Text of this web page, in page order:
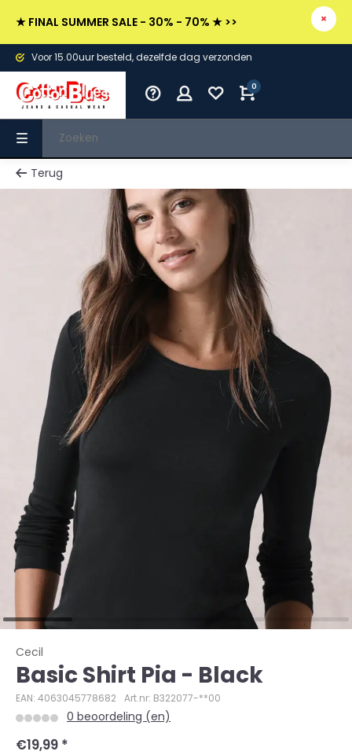
★ FINAL SUMMER SALE - 30% - 70% ★ >>
Voor 15.00uur besteld, dezelfde dag verzonden
0
Terug
Cecil
Basic Shirt Pia - Black
EAN: 4063045778682 Art.nr: B322077-**00
0 beoordeling (en)
€19,99 *